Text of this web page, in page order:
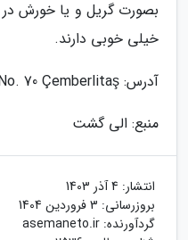
بصورت گریل و یا خورش
خیلی خوبی دارند.
آدرس: Vezirhan Caddesi No. 70 Çemberlitaş
منبع: الی گشت
انتشار: 4 آذر 1403
بروزرسانی: 3 فروردین 1404
گردآورنده: asemaneto.ir